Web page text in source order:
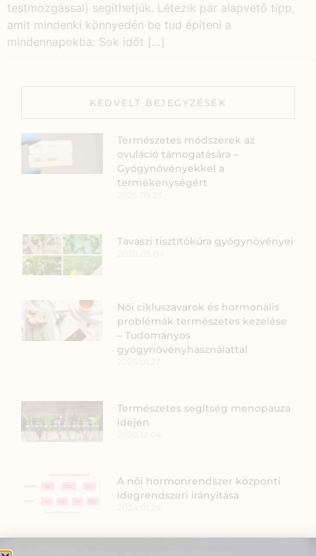
testmozgással) segíthetjük. Létezik pár alapvető tipp,
amit mindenki könnyedén be tud építeni a
mindennapokba: Sok időt […]
KEDVELT BEJEGYZÉSEK
Természetes módszerek az
ovuláció támogatására –
Gyógynövényekkel a
termékenységért
Tavaszi tisztítókúra gyógynövényei
Női cikluszavarok és hormonális
problémák természetes kezelése
– Tudományos
gyógynövényhasználattal
Természetes segítség menopauza
idején
A női hormonrendszer központi
idegrendszeri irányítása